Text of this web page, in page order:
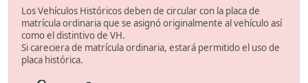
Los Vehículos Históricos deben de circular con la placa de
matrícula ordinaria que se asignó originalmente al vehículo así
como el distintivo de VH.
Si careciera de matrícula ordinaria, estará permitido el uso de
placa histórica.